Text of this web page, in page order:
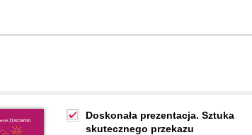
Doskonała prezentacja. Sztuka
skutecznego przekazu